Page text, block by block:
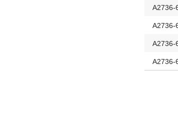
A2736-
A2736-
A2736-
A2736-